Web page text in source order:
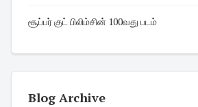
சூப்பர் குட் பிலிம்சின் 100வது படம்
Blog Archive